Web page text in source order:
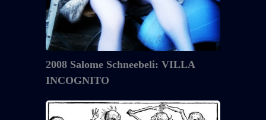
2008 Salome Schneebeli: VILLA
INCOGNITO
2008